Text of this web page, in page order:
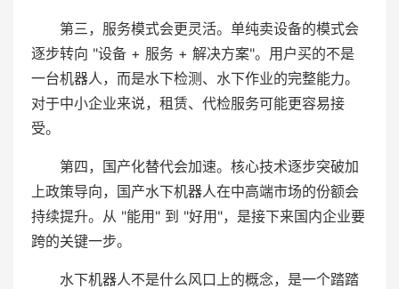
第三，服务模式会更灵活。单纯卖设备的模式会
逐步转向 "设备 + 服务 + 解决方案"。用户买的不是
一台机器人，而是水下检测、水下作业的完整能力。
对于中小企业来说，租赁、代检服务可能更容易接
受。
第四，国产化替代会加速。核心技术逐步突破加
上政策导向，国产水下机器人在中高端市场的份额会
持续提升。从 "能用" 到 "好用"，是接下来国内企业要
跨的关键一步。
水下机器人不是什么风口上的概念，是一个踏踏